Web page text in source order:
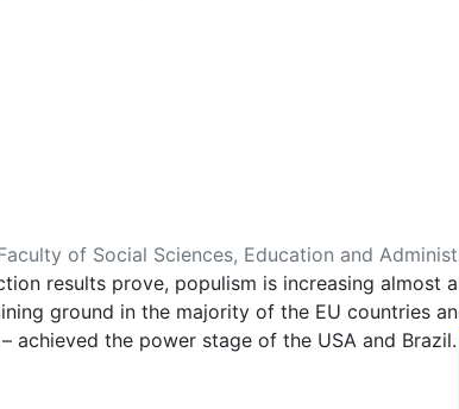
of Social Sciences, Education and
results prove, populism is increasing almost
ground in the majority of the EU countries
the power stage of the USA and Brazil.
most of the populists changed their
constant. However, the economic recession